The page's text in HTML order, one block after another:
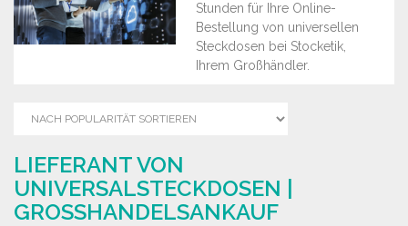
Stunden für Ihre Online-
Bestellung von universellen
Steckdosen bei Stocketik,
Ihrem Großhändler.
LIEFERANT VON
UNIVERSALSTECKDOSEN |
GROSSHANDELSANKAUF